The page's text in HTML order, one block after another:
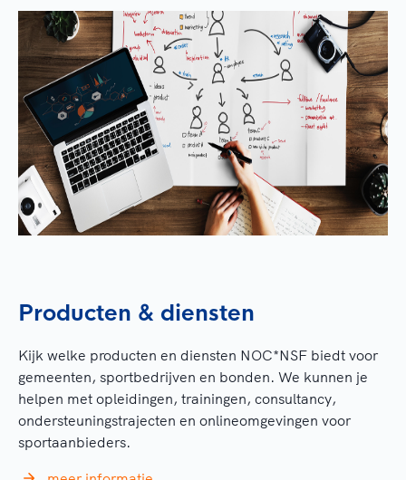
Producten & diensten
Kijk welke producten en diensten NOC*NSF biedt voor
gemeenten, sportbedrijven en bonden. We kunnen je
helpen met opleidingen, trainingen, consultancy,
ondersteuningstrajecten en onlineomgevingen voor
sportaanbieders.